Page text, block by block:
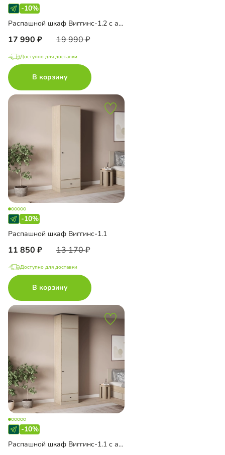
-10%
Распашной шкаф Виггинс-1.2 с антресолью
17 990 19 990
Доступно для доставки
В корзину
-10%
Распашной шкаф Виггинс-1.1
11 850 13 170
Доступно для доставки
В корзину
-10%
Распашной шкаф Виггинс-1.1 с антресолью